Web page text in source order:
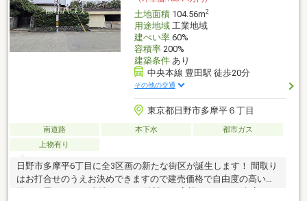
土地面積104.56m2
用途地域工業地域
建ぺい率60%
容積率200%
建築条件あり
中央本線 豊田駅 徒歩20分
その他の交通
東京都日野市多摩平６丁目
南道路 本下水
都市ガス
上物有り
日野市多摩平6丁目に全3区画の新たな街区が誕生します！ 間取り
はお打合せのうえお決めできますので建売価格で自由度の高い物